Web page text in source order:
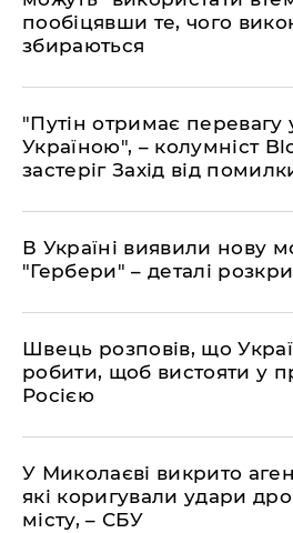
пообіцявши те, чого
збираються
"Путін отримає перевагу
Україною", – колумніст
застеріг Захід від
В Україні виявили нову
"Гербери" – деталі
Швець розповів, що
робити, щоб вистояти у
Росією
У Миколаєві викрито
які коригували удари
місту, – СБУ